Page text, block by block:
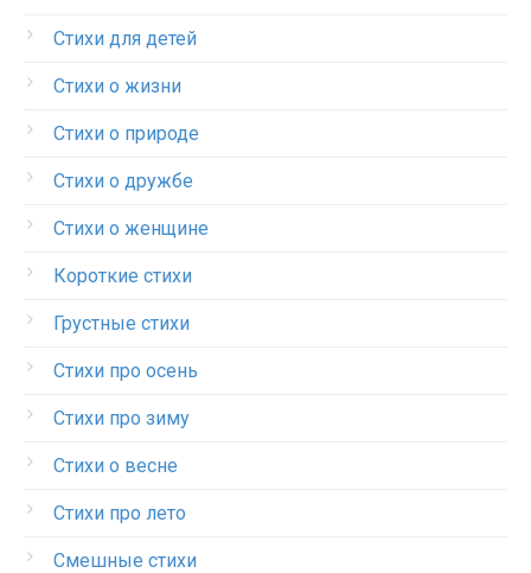
Стихи для детей
Стихи о жизни
Стихи о природе
Стихи о дружбе
Стихи о женщине
Короткие стихи
Грустные стихи
Стихи про осень
Стихи про зиму
Стихи о весне
Стихи про лето
Смешные стихи